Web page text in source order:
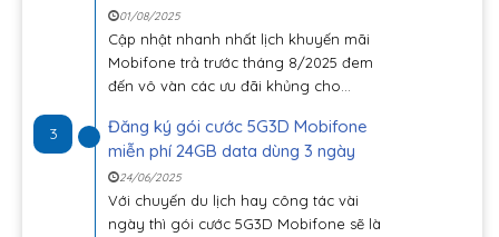
01/08/2025
Cập nhật nhanh nhất lịch khuyến mãi
Mobifone trả trước tháng 8/2025 đem
đến vô vàn các ưu đãi khủng cho...
3
Đăng ký gói cước 5G3D Mobifone
miễn phí 24GB data dùng 3 ngày
24/06/2025
Với chuyến du lịch hay công tác vài
ngày thì gói cước 5G3D Mobifone sẽ là